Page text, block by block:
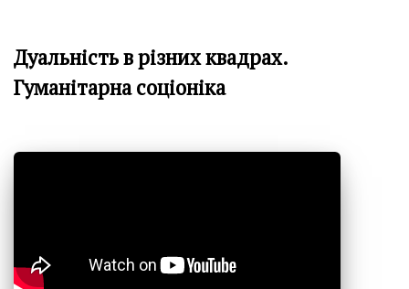
Дуальність в різних квадрах.
Гуманітарна соціоніка